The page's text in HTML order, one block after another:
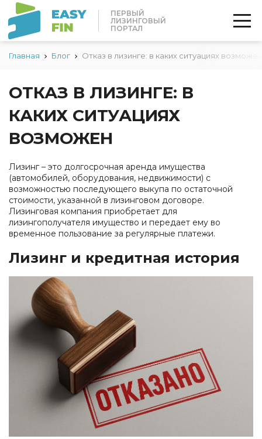
ПЕРВЫЙ
ЛИЗИНГОВЫЙ
ПОРТАЛ
Главная Блог Отказ в лизинге: в каких ситуациях возможен
ОТКАЗ В ЛИЗИНГЕ: В
КАКИХ СИТУАЦИЯХ
ВОЗМОЖЕН
Лизинг – это долгосрочная аренда имущества
(автомобилей, оборудования, недвижимости) с
возможностью последующего выкупа по остаточной
стоимости, указанной в лизинговом договоре.
Лизинговая компания приобретает для
лизингополучателя имущество и передает ему во
временное пользование за регулярные платежи.
Лизинг и кредитная история